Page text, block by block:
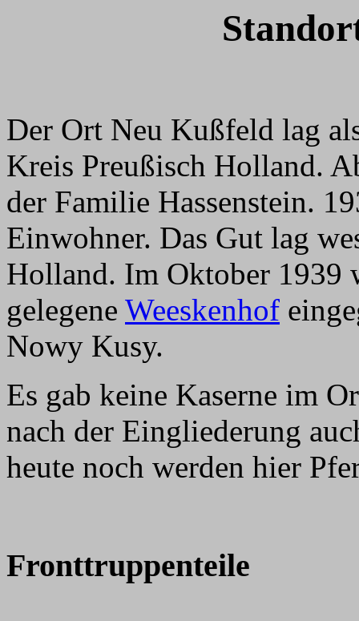
Der Ort Neu Kußfeld lag
Kreis Preußisch Holland.
der Familie Hassenstein.
Einwohner. Das Gut lag
Holland. Im Oktober 1939
gelegene Weeskenhof
Nowy Kusy.
Es gab keine Kaserne im
nach der Eingliederung
heute noch werden hier
Fronttruppenteile